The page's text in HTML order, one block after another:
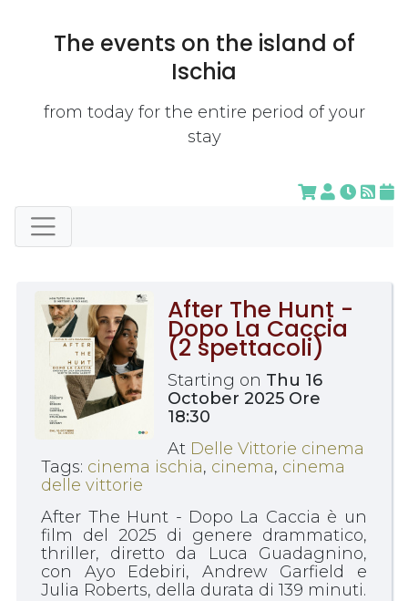
The events on the island of
Ischia
from today for the entire period of your
stay
After The Hunt -
Dopo La Caccia
(2 spettacoli)
Starting on Thu 16
October 2025 Ore
18:30
At Delle Vittorie cinema
Tags: cinema ischia, cinema, cinema
delle vittorie
After The Hunt - Dopo La Caccia è un
film del 2025 di genere drammatico,
thriller, diretto da Luca Guadagnino,
con Ayo Edebiri, Andrew Garfield e
Julia Roberts, della durata di 139 minuti.